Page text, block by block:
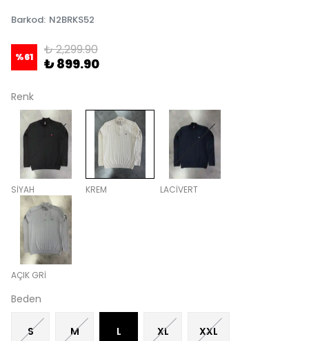
Barkod: N2BRKS52
%61 ₺ 2,299.90
₺ 899.90
Renk
SİYAH KREM LACİVERT
AÇIK GRİ
Beden
S M L XL XXL